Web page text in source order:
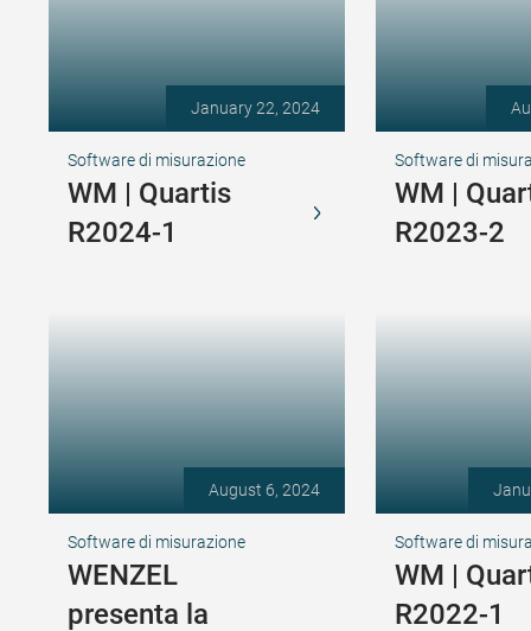
January 22, 2024
Software di misurazione
WM | Quartis
R2024-1
Software di
WM |
R2023-2
August 6, 2024
Software di misurazione
WENZEL
presenta la
Software di
WM |
R2022-1